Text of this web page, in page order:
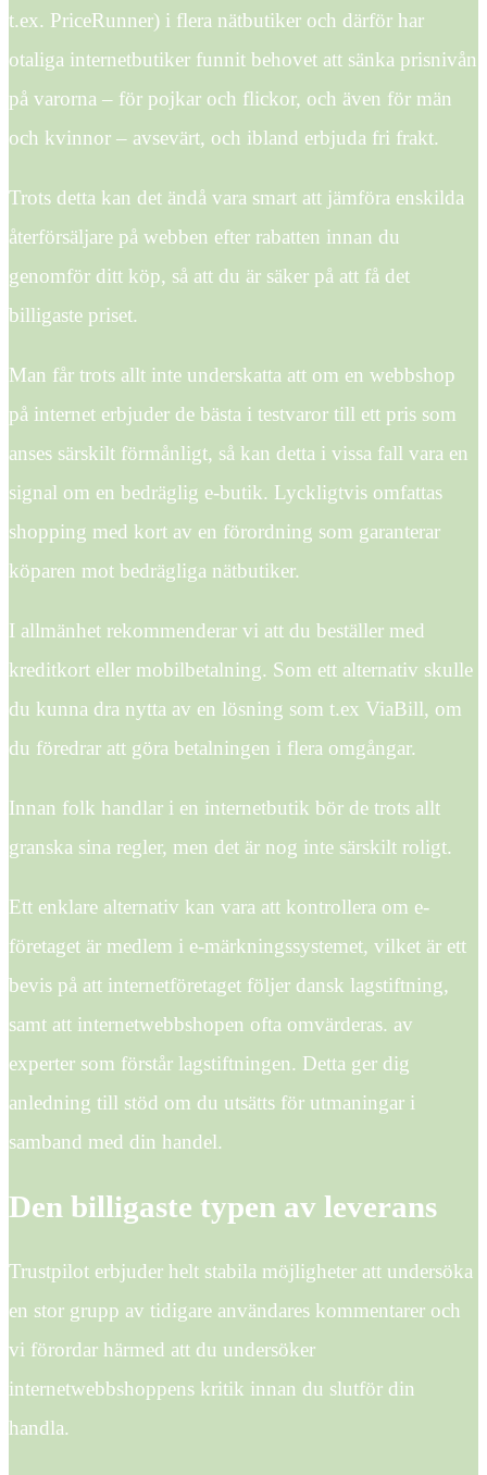
t.ex. PriceRunner) i flera nätbutiker och därför har
otaliga internetbutiker funnit behovet att sänka prisnivån
på varorna – för pojkar och flickor, och även för män
och kvinnor – avsevärt, och ibland erbjuda fri frakt.
Trots detta kan det ändå vara smart att jämföra enskilda
återförsäljare på webben efter rabatten innan du
genomför ditt köp, så att du är säker på att få det
billigaste priset.
Man får trots allt inte underskatta att om en webbshop
på internet erbjuder de bästa i testvaror till ett pris som
anses särskilt förmånligt, så kan detta i vissa fall vara en
signal om en bedräglig e-butik. Lyckligtvis omfattas
shopping med kort av en förordning som garanterar
köparen mot bedrägliga nätbutiker.
I allmänhet rekommenderar vi att du beställer med
kreditkort eller mobilbetalning. Som ett alternativ skulle
du kunna dra nytta av en lösning som t.ex ViaBill, om
du föredrar att göra betalningen i flera omgångar.
Innan folk handlar i en internetbutik bör de trots allt
granska sina regler, men det är nog inte särskilt roligt.
Ett enklare alternativ kan vara att kontrollera om e-
företaget är medlem i e-märkningssystemet, vilket är ett
bevis på att internetföretaget följer dansk lagstiftning,
samt att internetwebbshopen ofta omvärderas. av
experter som förstår lagstiftningen. Detta ger dig
anledning till stöd om du utsätts för utmaningar i
samband med din handel.
Den billigaste typen av leverans
Trustpilot erbjuder helt stabila möjligheter att undersöka
en stor grupp av tidigare användares kommentarer och
vi förordar härmed att du undersöker
internetwebbshoppens kritik innan du slutför din
handla.